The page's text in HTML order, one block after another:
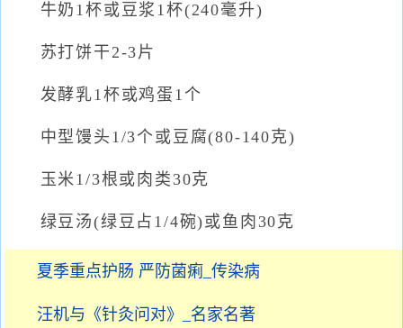
牛奶1杯或豆浆1杯(240毫升)
苏打饼干2-3片
发酵乳1杯或鸡蛋1个
中型馒头1/3个或豆腐(80-140克)
玉米1/3根或肉类30克
绿豆汤(绿豆占1/4碗)或鱼肉30克
夏季重点护肠 严防菌痢_传染病
汪机与《针灸问对》_名家名著